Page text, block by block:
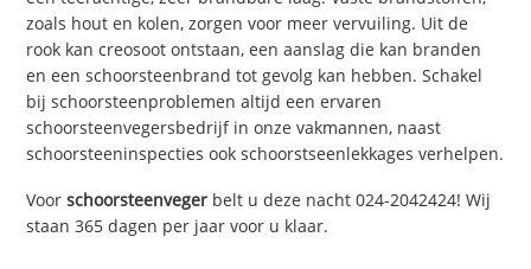
zoals hout en kolen, zorgen voor meer vervuiling. Uit de
rook kan creosoot ontstaan, een aanslag die kan branden
en een schoorsteenbrand tot gevolg kan hebben. Schakel
bij schoorsteenproblemen altijd een ervaren
schoorsteenvegersbedrijf in onze vakmannen, naast
schoorsteeninspecties ook schoorstseenlekkages verhelpen.
Voorschoorsteenveger belt u deze nacht 024-2042424! Wij
staan 365 dagen per jaar voor u klaar.